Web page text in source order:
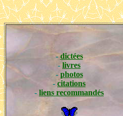
-dictées
-livres
- photos
- citations
- liens recommandés